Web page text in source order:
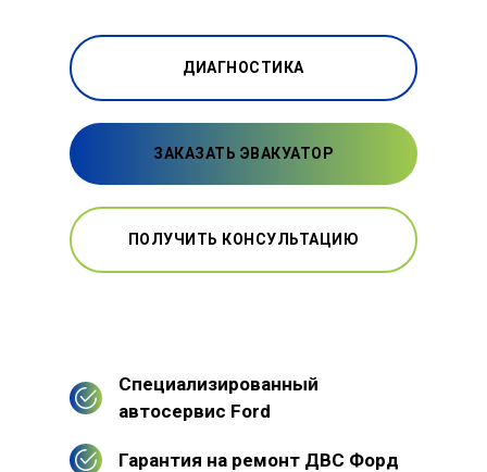
ДИАГНОСТИКА
ЗАКАЗАТЬ ЭВАКУАТОР
ПОЛУЧИТЬ КОНСУЛЬТАЦИЮ
Специализированный
автосервис Ford
Гарантия на ремонт ДВС Форд